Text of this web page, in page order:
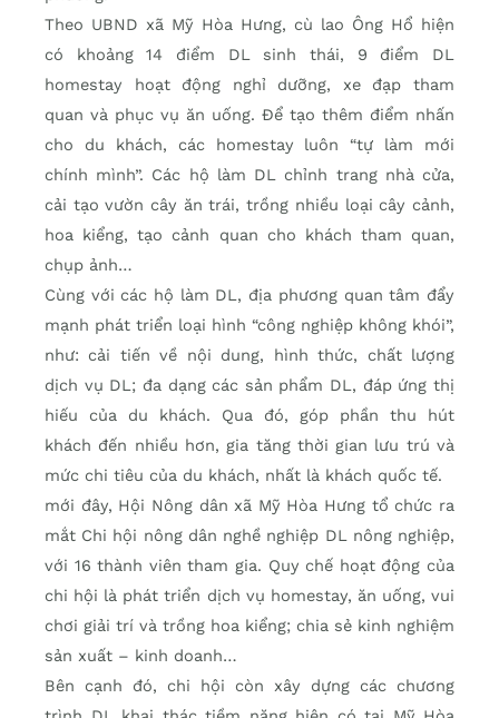
Theo UBND xã Mỹ Hòa Hưng, cù lao Ông Hổ hiện
có khoảng 14 điểm DL sinh thái, 9 điểm DL
homestay hoạt động nghỉ dưỡng, xe đạp tham
quan và phục vụ ăn uống. Để tạo thêm điểm nhấn
cho du khách, các homestay luôn “tự làm mới
chính mình”. Các hộ làm DL chỉnh trang nhà cửa,
cải tạo vườn cây ăn trái, trồng nhiều loại cây cảnh,
hoa kiểng, tạo cảnh quan cho khách tham quan,
chụp ảnh…
Cùng với các hộ làm DL, địa phương quan tâm đẩy
mạnh phát triển loại hình “công nghiệp không khói”,
như: cải tiến về nội dung, hình thức, chất lượng
dịch vụ DL; đa dạng các sản phẩm DL, đáp ứng thị
hiếu của du khách. Qua đó, góp phần thu hút
khách đến nhiều hơn, gia tăng thời gian lưu trú và
mức chi tiêu của du khách, nhất là khách quốc tế.
mới đây, Hội Nông dân xã Mỹ Hòa Hưng tổ chức ra
mắt Chi hội nông dân nghề nghiệp DL nông nghiệp,
với 16 thành viên tham gia. Quy chế hoạt động của
chi hội là phát triển dịch vụ homestay, ăn uống, vui
chơi giải trí và trồng hoa kiểng; chia sẻ kinh nghiệm
sản xuất – kinh doanh…
Bên cạnh đó, chi hội còn xây dựng các chương